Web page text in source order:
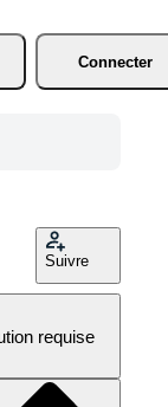
Connecter
Suivre
requise